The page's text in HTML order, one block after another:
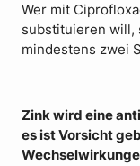
Wer mit
substituieren will,
mindestens zwei
Zink wird eine
es ist Vorsicht